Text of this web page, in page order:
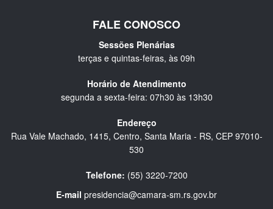
FALE CONOSCO
Sessões Plenárias
terças e quintas-feiras, às 09h
Horário de Atendimento
segunda a sexta-feira: 07h30 às 13h30
Endereço
Rua Vale Machado, 1415, Centro, Santa Maria - RS, CEP 97010-
530
Telefone: (55) 3220-7200
E-mail presidencia@camara-sm.rs.gov.br